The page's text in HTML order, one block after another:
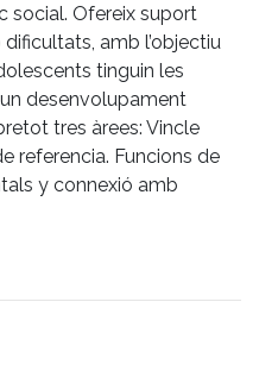
social. Ofereix suport
amb l’objectiu
tinguin les
desenvolupament
tres àrees: Vincle
referencia. Funcions de
y connexió amb